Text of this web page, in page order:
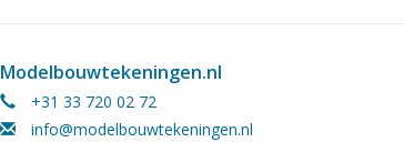
Modelbouwtekeningen.nl
+31 33 720 02 72
info@modelbouwtekeningen.nl